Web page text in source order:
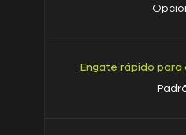
Engate rápido